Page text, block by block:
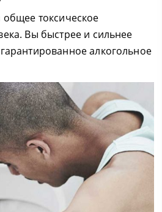
общее токсическое
Вы быстрее и сильнее
алкогольное